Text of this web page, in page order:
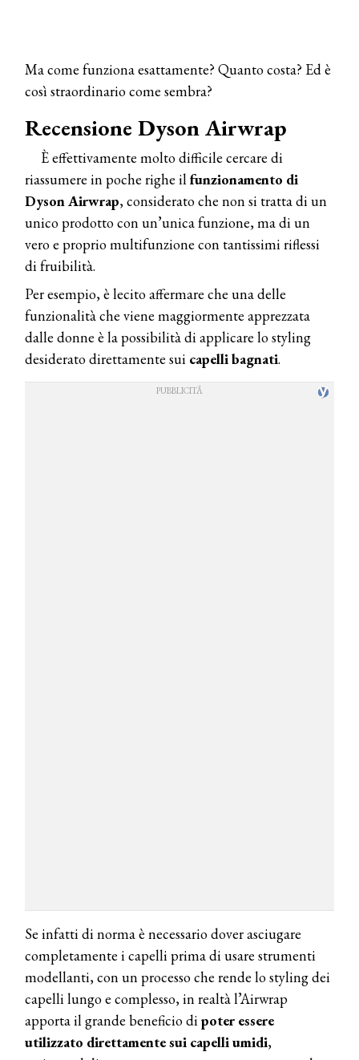
Ma come funziona esattamente? Quanto costa? Ed è
così straordinario come sembra?
Recensione Dyson Airwrap
È effettivamente molto difficile cercare di
riassumere in poche righe ilfunzionamento di
Dyson Airwrap, considerato che non si tratta di un
unico prodotto con un’unica funzione, ma di un
vero e proprio multifunzione con tantissimi riflessi
di fruibilità.
Per esempio, è lecito affermare che una delle
funzionalità che viene maggiormente apprezzata
dalle donne è la possibilità di applicare lo styling
desiderato direttamente sui capelli bagnati.
Se infatti di norma è necessario dover asciugare
completamente i capelli prima di usare strumenti
modellanti, con un processo che rende lo styling dei
capelli lungo e complesso, in realtà l’Airwrap
apporta il grande beneficio dipoter essere
utilizzato direttamente sui capelli umidi,